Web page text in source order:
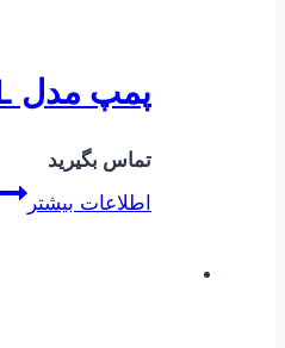
پمپ مدل DPL مارک WILO
تماس بگیرید
اطلاعات بیشتر